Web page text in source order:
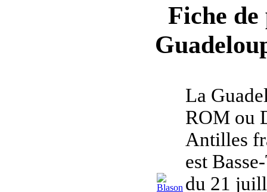
Fiche
La
ROM ou
Antilles
est
du 21